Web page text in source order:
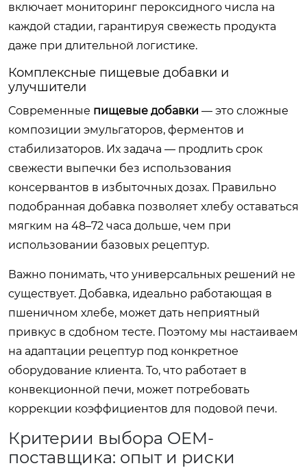
включает мониторинг пероксидного числа на
каждой стадии, гарантируя свежесть продукта
даже при длительной логистике.
Комплексные пищевые добавки и
улучшители
Современные пищевые добавки — это сложные
композиции эмульгаторов, ферментов и
стабилизаторов. Их задача — продлить срок
свежести выпечки без использования
консервантов в избыточных дозах. Правильно
подобранная добавка позволяет хлебу оставаться
мягким на 48–72 часа дольше, чем при
использовании базовых рецептур.
Важно понимать, что универсальных решений не
существует. Добавка, идеально работающая в
пшеничном хлебе, может дать неприятный
привкус в сдобном тесте. Поэтому мы настаиваем
на адаптации рецептур под конкретное
оборудование клиента. То, что работает в
конвекционной печи, может потребовать
коррекции коэффициентов для подовой печи.
Критерии выбора OEM-
поставщика: опыт и риски